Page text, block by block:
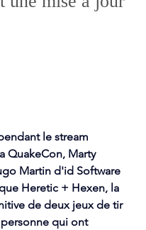
le stream
QuakeCon, Marty
Martin d'id Software
Heretic + Hexen, la
de deux jeux de tir
qui ont